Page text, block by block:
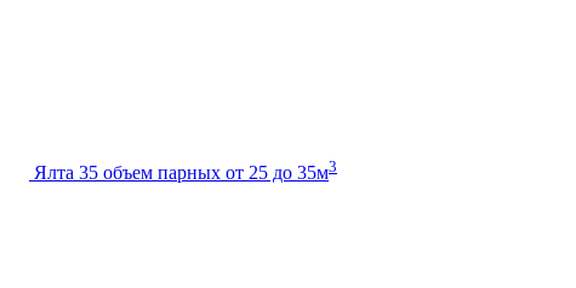
Ялта 35 объем парных от 25 до 35м3